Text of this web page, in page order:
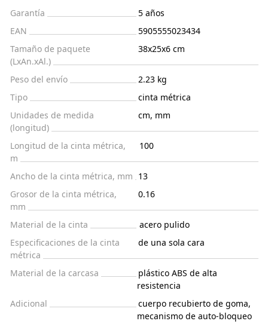
Garantía
5 años
EAN
5905555023434
Tamaño de paquete
(LxAn.xAl.)
38x25x6 cm
Peso del envío
2.23 kg
Tipo
cinta métrica
Unidades de medida
(longitud)
cm, mm
Longitud de la cinta métrica,
m
100
Ancho de la cinta métrica, mm 13
Grosor de la cinta métrica,
mm
0.16
Material de la cinta
acero pulido
Especificaciones de la cinta
métrica
de una sola cara
Material de la carcasa
plástico ABS de alta
resistencia
Adicional
cuerpo recubierto de goma,
mecanismo de auto-bloqueo